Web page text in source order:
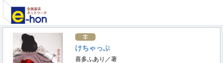
けちゃっぷ
喜多ふあり／著